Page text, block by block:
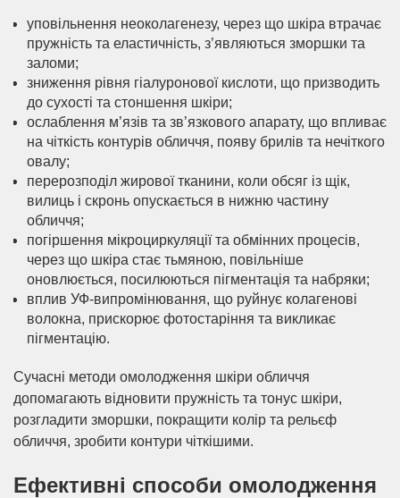
уповільнення неоколагенезу, через що шкіра втрачає
пружність та еластичність, з’являються зморшки та
заломи;
зниження рівня гіалуронової кислоти, що призводить
до сухості та стоншення шкіри;
ослаблення м’язів та зв’язкового апарату, що впливає
на чіткість контурів обличчя, появу брилів та нечіткого
овалу;
перерозподіл жирової тканини, коли обсяг із щік,
вилиць і скронь опускається в нижню частину
обличчя;
погіршення мікроциркуляції та обмінних процесів,
через що шкіра стає тьмяною, повільніше
оновлюється, посилюються пігментація та набряки;
вплив УФ-випромінювання, що руйнує колагенові
волокна, прискорює фотостаріння та викликає
пігментацію.
Сучасні методи омолодження шкіри обличчя
допомагають відновити пружність та тонус шкіри,
розгладити зморшки, покращити колір та рельєф
обличчя, зробити контури чіткішими.
Ефективні способи омолодження